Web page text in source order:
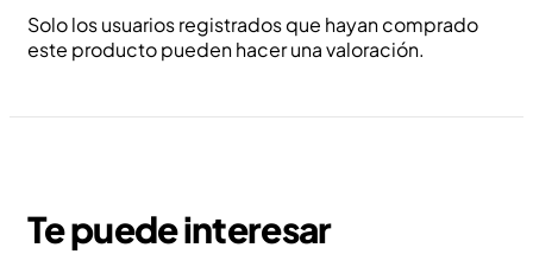
Solo los usuarios registrados que hayan comprado
este producto pueden hacer una valoración.
Te puede interesar